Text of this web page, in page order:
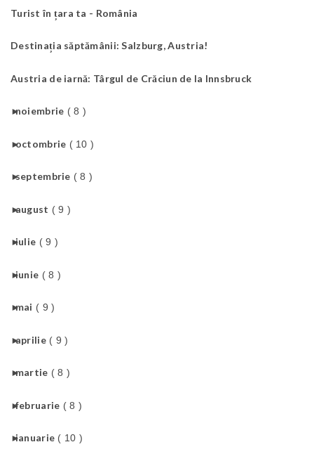
Turist în țara ta - România
Destinația săptămânii: Salzburg, Austria!
Austria de iarnă: Târgul de Crăciun de la Innsbruck
►
noiembrie ( 8 )
►
octombrie ( 10 )
►
septembrie ( 8 )
►
august ( 9 )
►
iulie ( 9 )
►
iunie ( 8 )
►
mai ( 9 )
►
aprilie ( 9 )
►
martie ( 8 )
►
februarie ( 8 )
►
ianuarie ( 10 )